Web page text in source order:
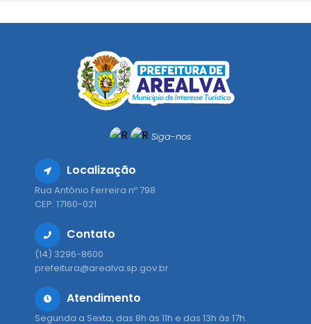
Siga-nos
Localização
Rua Antônio Ferreira nº 798
CEP: 17160-021
Contato
(14) 3296-8600
prefeitura@arealva.sp.gov.br
Atendimento
Segunda a Sexta, das 8h às 11h e das 13h às 17h.